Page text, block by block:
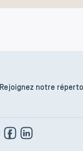
Rejoignez notre